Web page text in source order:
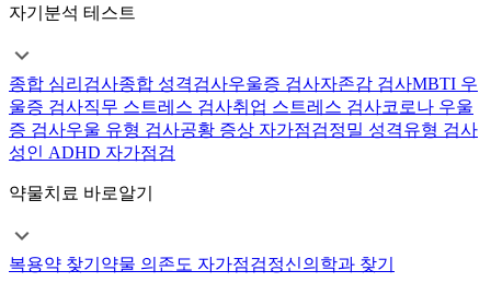
자기분석 테스트
종합 심리검사종합 성격검사우울증 검사자존감 검사MBTI 우
울증 검사직무 스트레스 검사취업 스트레스 검사코로나 우울
증 검사우울 유형 검사공황 증상 자가점검정밀 성격유형 검사
성인 ADHD 자가점검
약물치료 바로알기
복용약 찾기 약물 의존도 자가점검정신의학과 찾기